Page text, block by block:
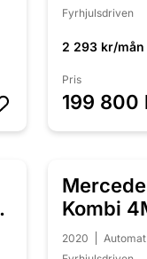
Fyrhjulsdriven
2 293 kr/mån
Pris
199 800
Kombi
Pano
2020 Automat